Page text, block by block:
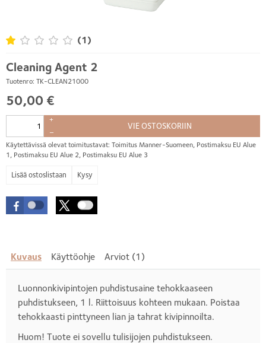
Cleaning Agent 2
Tuotenro: TK-CLEAN21000
(1)
50,00 €
+
–
VIE OSTOSKORIIN
Käytettävissä olevat toimitustavat: Toimitus Manner-Suomeen, Postimaksu EU Alue
1, Postimaksu EU Alue 2, Postimaksu EU Alue 3
Kysy
Kuvaus Käyttöohje Arviot (1)
Luonnonkivipintojen puhdistusaine tehokkaaseen
puhdistukseen, 1 l. Riittoisuus kohteen mukaan. Poistaa
tehokkaasti pinttyneen lian ja tahrat kivipinnoilta.
Huom! Tuote ei sovellu tulisijojen puhdistukseen.